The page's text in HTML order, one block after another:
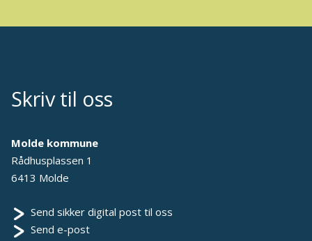
Skriv til oss
Molde kommune
Rådhusplassen 1
6413 Molde
Send sikker digital post til oss
Send e-post